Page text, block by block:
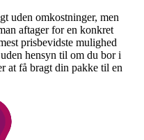
uden omkostninger, men
aftager for en konkret
prisbevidste mulighed
hensyn til om du bor i
at få bragt din pakke til en